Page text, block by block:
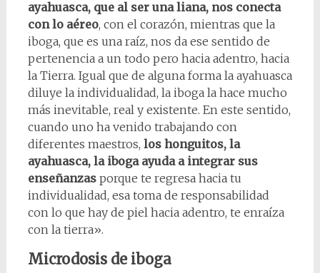
ayahuasca, que al ser una liana, nos conecta
con lo aéreo, con el corazón, mientras que la
iboga, que es una raíz, nos da ese sentido de
pertenencia a un todo pero hacia adentro, hacia
la Tierra. Igual que de alguna forma la ayahuasca
diluye la individualidad, la iboga la hace mucho
más inevitable, real y existente. En este sentido,
cuando uno ha venido trabajando con
diferentes maestros, los honguitos, la
ayahuasca, la iboga ayuda a integrar sus
enseñanzas porque te regresa hacia tu
individualidad, esa toma de responsabilidad
con lo que hay de piel hacia adentro, te enraíza
con la tierra».
Microdosis de iboga